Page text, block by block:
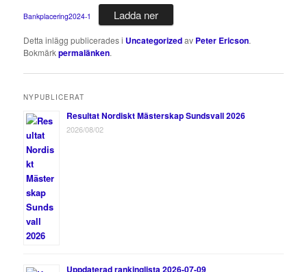
Bankplacering2024-1 Ladda ner
Detta inlägg publicerades i Uncategorizedav Peter Ericson.
Bokmärkpermalänken.
NYPUBLICERAT
Resultat Nordiskt Mästerskap Sundsvall 2026
2026/08/02
Uppdaterad rankinglista 2026-07-09